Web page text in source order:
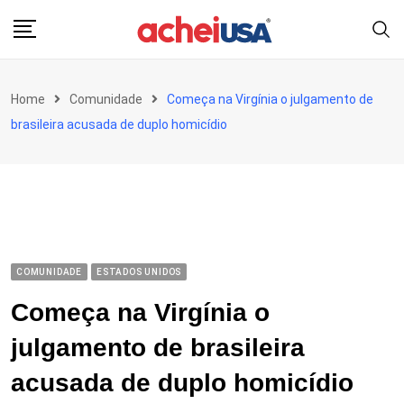
Home Comunidade
Começa na Virgínia o julgamento de
brasileira acusada de duplo homicídio
COMUNIDADE ESTADOS UNIDOS
Começa na Virgínia o
julgamento de brasileira
acusada de duplo homicídio